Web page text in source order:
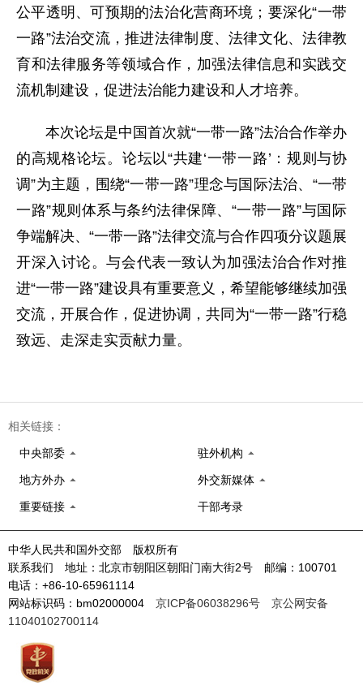
公平透明、可预期的法治化营商环境；要深化“一带
一路”法治交流，推进法律制度、法律文化、法律教
育和法律服务等领域合作，加强法律信息和实践交
流机制建设，促进法治能力建设和人才培养。
本次论坛是中国首次就“一带一路”法治合作举办
的高规格论坛。论坛以“共建‘一带一路’：规则与协
调”为主题，围绕“一带一路”理念与国际法治、“一带
一路”规则体系与条约法律保障、“一带一路”与国际
争端解决、“一带一路”法律交流与合作四项分议题展
开深入讨论。与会代表一致认为加强法治合作对推
进“一带一路”建设具有重要意义，希望能够继续加强
交流，开展合作，促进协调，共同为“一带一路”行稳
致远、走深走实贡献力量。
相关链接：
中央部委 驻外机构
地方外办 外交新媒体
重要链接 干部考录
中华人民共和国外交部 版权所有
联系我们 地址：北京市朝阳区朝阳门南大街2号 邮编：100701
电话：+86-10-65961114
网站标识码：bm02000004 京ICP备06038296号
京公网安备
11040102700114